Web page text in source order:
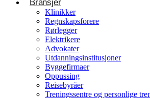
Bransjer
Klinikker
Regnskapsforere
Rørlegger
Elektrikere
Advokater
Utdanningsinstitusjoner
Byggefirmaer
Oppussing
Reisebyråer
Treningssentre og personlige
Ønsker du å bygge din
Norge?
Få et tilbud